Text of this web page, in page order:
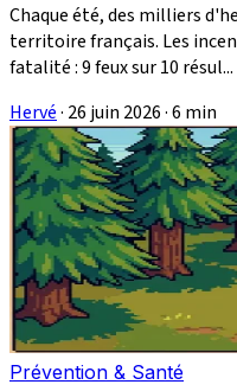
Chaque été, des milliers
territoire français. Les
fatalité : 9 feux sur 10 résul...
Hervé· 26 juin 2026·6 min
Prévention & Santé